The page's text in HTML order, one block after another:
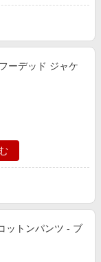
ーデッド ジャケ
ットンパンツ - ブ